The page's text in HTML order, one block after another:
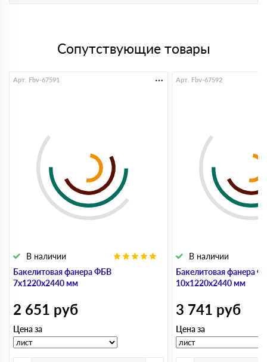
Сопутствующие товары
Бакелитовая фанера ФБВ
7х1220х2440 мм
В наличии
Арт. Fbv-67591
2 651 руб
Цена за
Бакелитовая фанера
10х1220х2440 мм
В наличии
Арт. Fbv-67592
3 741 руб
Цена за